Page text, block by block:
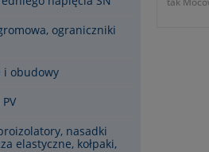
ograniczniki
i obudowy
nasadki
elastyczne, kołpaki,